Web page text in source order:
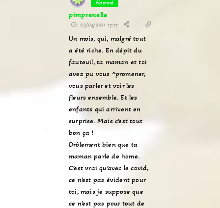
Abonné
pimprenelle
03/04/2021 17:17
Un mois, qui, malgré tout
a été riche. En dépit du
fauteuil, ta maman et toi
avez pu vous ^promener,
vous parler et voir les
fleurs ensemble. Et les
enfants qui arrivent en
surprise. Mais c’est tout
bon ça !
Drôlement bien que ta
maman parle de home.
C’est vrai qu’avec le covid,
ce n’est pas évident pour
toi, mais je suppose que
ce n’est pas pour tout de